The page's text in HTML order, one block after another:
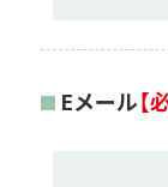
Eメール【